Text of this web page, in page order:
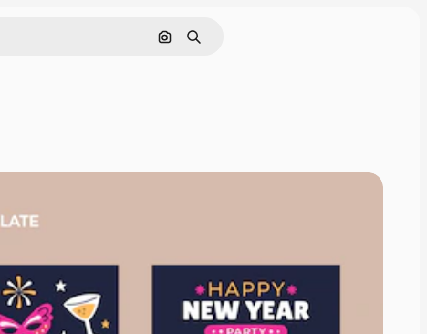
Cerca per immagine
Ricerca